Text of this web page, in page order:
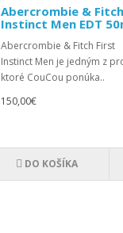
Abercrombie &
Instinct Men EDT
Abercrombie & Fitch First
Instinct Men je jedným z
ktoré CouCou ponúka..
150,00€
DO KOŠÍKA